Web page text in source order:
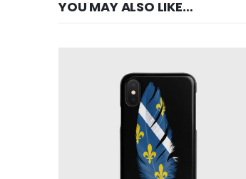
YOU MAY ALSO LIKE…